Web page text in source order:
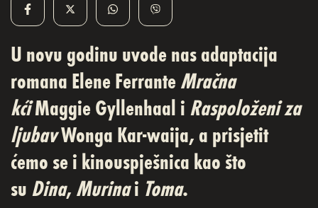
U novu godinu uvode nas adaptacija
romana Elene Ferrante Mračna
kćiMaggie Gyllenhaal i Raspoloženi za
ljubavWonga Kar-waija, a prisjetit
ćemo se i kinouspješnica kao što
su Dina, Murinai Toma.